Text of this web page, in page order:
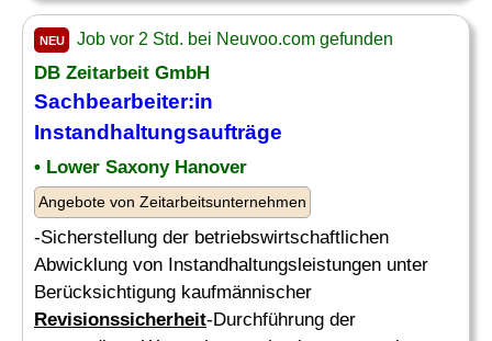
NEU Job vor 2 Std. bei Neuvoo.com gefunden
DB Zeitarbeit GmbH
Sachbearbeiter:in
Instandhaltungsaufträge
• Lower Saxony Hanover
Angebote von Zeitarbeitsunternehmen
-Sicherstellung der betriebswirtschaftlichen
Abwicklung von Instandhaltungsleistungen unter
Berücksichtigung kaufmännischer
Revisionssicherheit-Durchführung der